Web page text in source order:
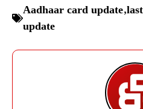
Aadhaar card update,
update